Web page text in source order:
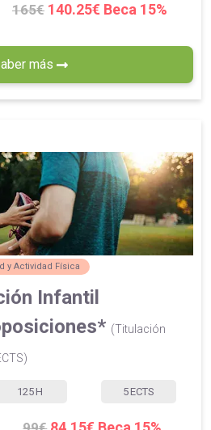
165€ 140.25€ Beca 15%
más
y Actividad Física
Infantil
(Titulación
125 H 5 ECTS